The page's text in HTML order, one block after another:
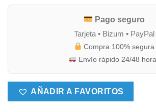
Pago seguro
Tarjeta • Bizum • PayPal
Compra 100% segura
Envío rápido 24/48
AÑADIR A FAVORITOS